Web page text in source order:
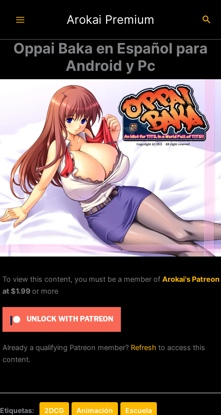
Arokai Premium
Oppai Baka en Español para
Android y Pc
To view this content, you must be a member of Arokai's Patreon
at $1.99 or more
UNLOCK WITH PATREON
Already a qualifying Patreon member? Refresh to access this
content.
Etiquetas: 2DCG Animación Escuela